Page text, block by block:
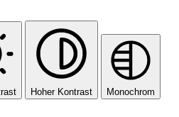
Hoher Kontrast Monochrom